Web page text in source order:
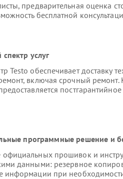
предварительная оценка
бесплатной
услуг
Testo обеспечивает доставку
включая срочный ремонт.
программные решение и
официальных прошивок и
данными: резервное
информации при